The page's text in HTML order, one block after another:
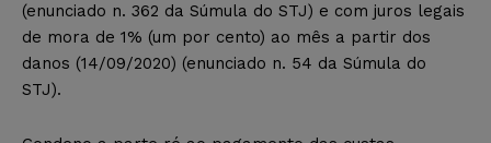
(enunciado n. 362 da Súmula do STJ) e com juros legais
de mora de 1% (um por cento) ao mês a partir dos
danos (14/09/2020) (enunciado n. 54 da Súmula do
STJ).